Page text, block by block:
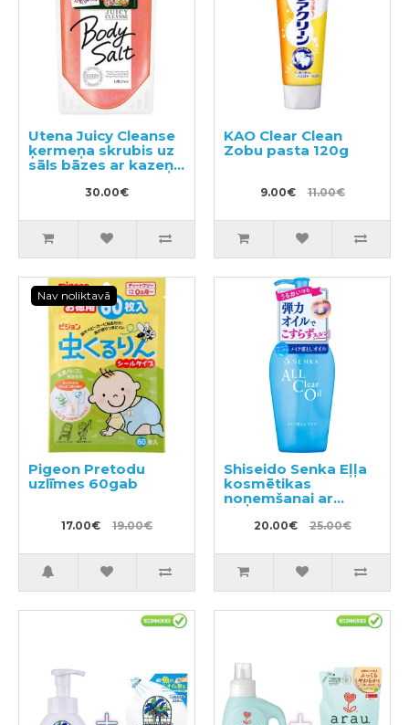
Utena Juicy Cleanse
ķermeņa skrubis uz
sāls bāzes ar kazeņu
30.00€
KAO Clear Clean
Zobu pasta 120g
9.00€ 11.00€
Nav noliktavā
Pigeon Pretodu
uzlīmes 60gab
17.00€ 19.00€
Shiseido Senka Eļļa
kosmētikas
noņemšanai ar
hialuronskābi 230ml
20.00€ 25.00€